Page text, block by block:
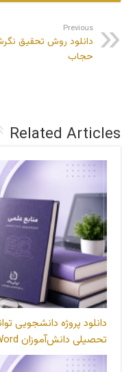
Previous
دانلود روش تحقیق
حجاب
Related Articles
دانلود پروژه دانشجویی
تحصیلی دانش‌آموزان Word